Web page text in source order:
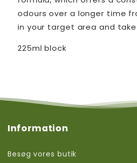
odours over a longer time
in your target area and
225ml block
Information
Besøg vores butik